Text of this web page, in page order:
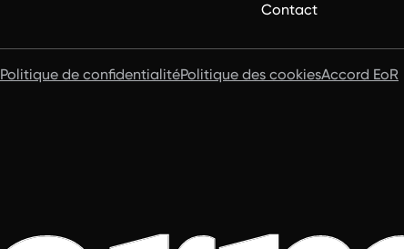
Contact
Politique de confidentialitéPolitique des cookiesAccord EoR